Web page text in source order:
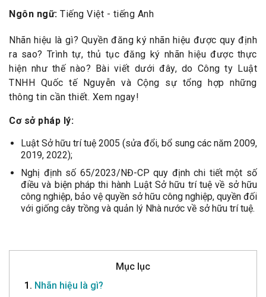
Ngôn ngữ: Tiếng Việt - tiếng Anh
Nhãn hiệu là gì? Quyền đăng ký nhãn hiệu được quy định
ra sao? Trình tự, thủ tục đăng ký nhãn hiệu được thực
hiện như thế nào? Bài viết dưới đây, do Công ty Luật
TNHH Quốc tế Nguyễn và Cộng sự tổng hợp những
thông tin cần thiết. Xem ngay!
Cơ sở pháp lý:
Luật Sở hữu trí tuệ 2005 (sửa đổi, bổ sung các năm 2009,
2019, 2022);
Nghị định số 65/2023/NĐ-CP quy định chi tiết một số
điều và biện pháp thi hành Luật Sở hữu trí tuệ về sở hữu
công nghiệp, bảo vệ quyền sở hữu công nghiệp, quyền đối
với giống cây trồng và quản lý Nhà nước về sở hữu trí tuệ.
Mục lục
1. Nhãn hiệu là gì?